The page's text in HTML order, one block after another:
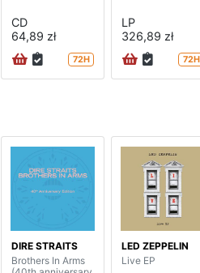
CD
64,89 zł
72H
LP
326,89 zł
72H
DIRE STRAITS
Brothers In Arms
LED ZEPPELIN
Live EP